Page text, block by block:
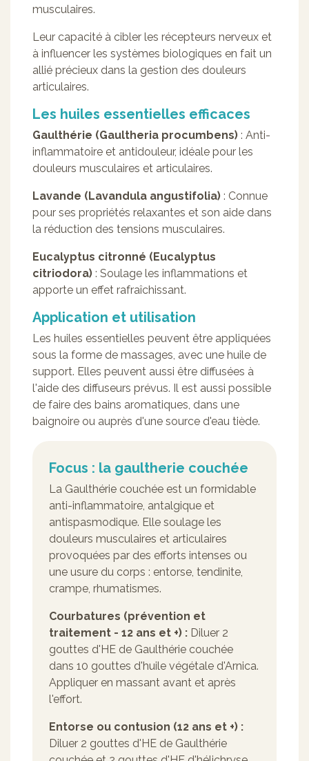
musculaires.
Leur capacité à cibler les récepteurs nerveux et
à influencer les systèmes biologiques en fait un
allié précieux dans la gestion des douleurs
articulaires.
Les huiles essentielles efficaces
Gaulthérie (Gaultheria procumbens) : Anti-
inflammatoire et antidouleur, idéale pour les
douleurs musculaires et articulaires.
Lavande (Lavandula angustifolia) : Connue
pour ses propriétés relaxantes et son aide dans
la réduction des tensions musculaires.
Eucalyptus citronné (Eucalyptus
citriodora) : Soulage les inflammations et
apporte un effet rafraîchissant.
Application et utilisation
Les huiles essentielles peuvent être appliquées
sous la forme de massages, avec une huile de
support. Elles peuvent aussi être diffusées à
l'aide des diffuseurs prévus. Il est aussi possible
de faire des bains aromatiques, dans une
baignoire ou auprès d'une source d'eau tiède.
Focus : la gaultherie couchée
La Gaulthérie couchée est un formidable
anti-inflammatoire, antalgique et
antispasmodique. Elle soulage les
douleurs musculaires et articulaires
provoquées par des efforts intenses ou
une usure du corps : entorse, tendinite,
crampe, rhumatismes.
Courbatures (prévention et
traitement - 12 ans et +) : Diluer 2
gouttes d'HE de Gaulthérie couchée
dans 10 gouttes d'huile végétale d'Arnica.
Appliquer en massant avant et après
l'effort.
Entorse ou contusion (12 ans et +) :
Diluer 2 gouttes d'HE de Gaulthérie